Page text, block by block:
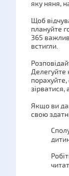
яку няня,
Щоб
плануйте
365
встигли.
Делегуйте
Якщо ви
свою